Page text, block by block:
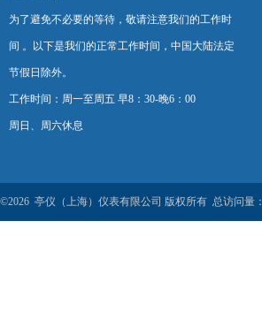
为了避免不必要的等待，敬请注意我们的工作时
间 。以下是我们的正常工作时间，中国大陆法定
节假日除外。
工作时间：周一至周五 早8：30-晚6：00
周日、周六休息
©2026 亭仪（上海）仪表有限公司 版权所有 总访问量：